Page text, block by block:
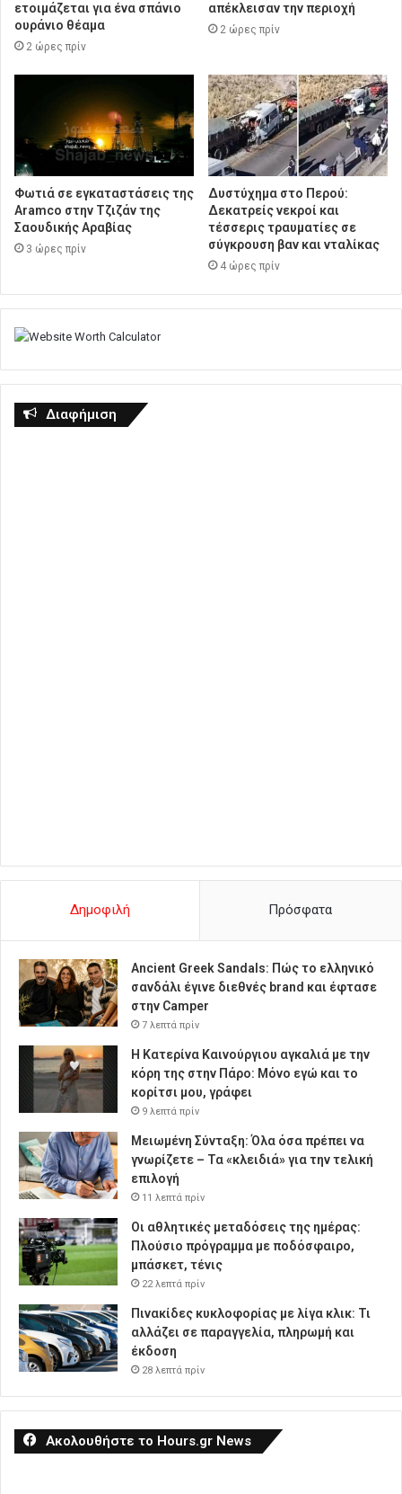
ετοιμάζεται για ένα σπάνιο
ουράνιο θέαμα
2 ώρες πρίν
απέκλεισαν την περιοχή
2 ώρες πρίν
Φωτιά σε εγκαταστάσεις της
Aramco στην Τζιζάν της
Σαουδικής Αραβίας
3 ώρες πρίν
Δυστύχημα στο Περού:
Δεκατρείς νεκροί και
τέσσερις τραυματίες σε
σύγκρουση βαν και νταλίκας
4 ώρες πρίν
Διαφήμιση
Δημοφιλή Πρόσφατα
Ancient Greek Sandals: Πώς το ελληνικό
σανδάλι έγινε διεθνές brand και έφτασε
στην Camper
7 λεπτά πρίν
Η Κατερίνα Καινούργιου αγκαλιά με την
κόρη της στην Πάρο: Μόνο εγώ και το
κορίτσι μου, γράφει
9 λεπτά πρίν
Μειωμένη Σύνταξη: Όλα όσα πρέπει να
γνωρίζετε – Τα «κλειδιά» για την τελική
επιλογή
11 λεπτά πρίν
Οι αθλητικές μεταδόσεις της ημέρας:
Πλούσιο πρόγραμμα με ποδόσφαιρο,
μπάσκετ, τένις
22 λεπτά πρίν
Πινακίδες κυκλοφορίας με λίγα κλικ: Τι
αλλάζει σε παραγγελία, πληρωμή και
έκδοση
28 λεπτά πρίν
Ακολουθήστε το Hours.gr News